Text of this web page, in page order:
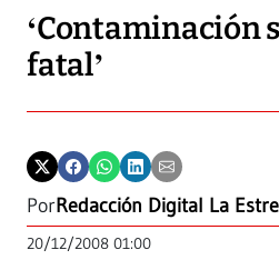
‘Contaminación
fatal’
PorRedacción Digital La
20/12/2008 01:00